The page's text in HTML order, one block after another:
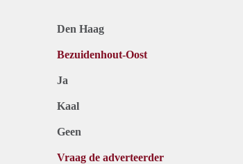
Den Haag
Bezuidenhout-Oost
Ja
Kaal
Geen
Vraag de adverteerder